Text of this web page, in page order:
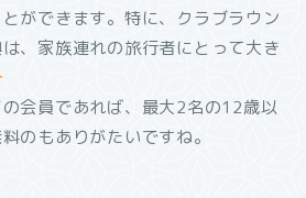
ができます。特に、クラブラウン
、家族連れの旅行者にとって大き
会員であれば、最大2名の12歳以
のもありがたいですね。